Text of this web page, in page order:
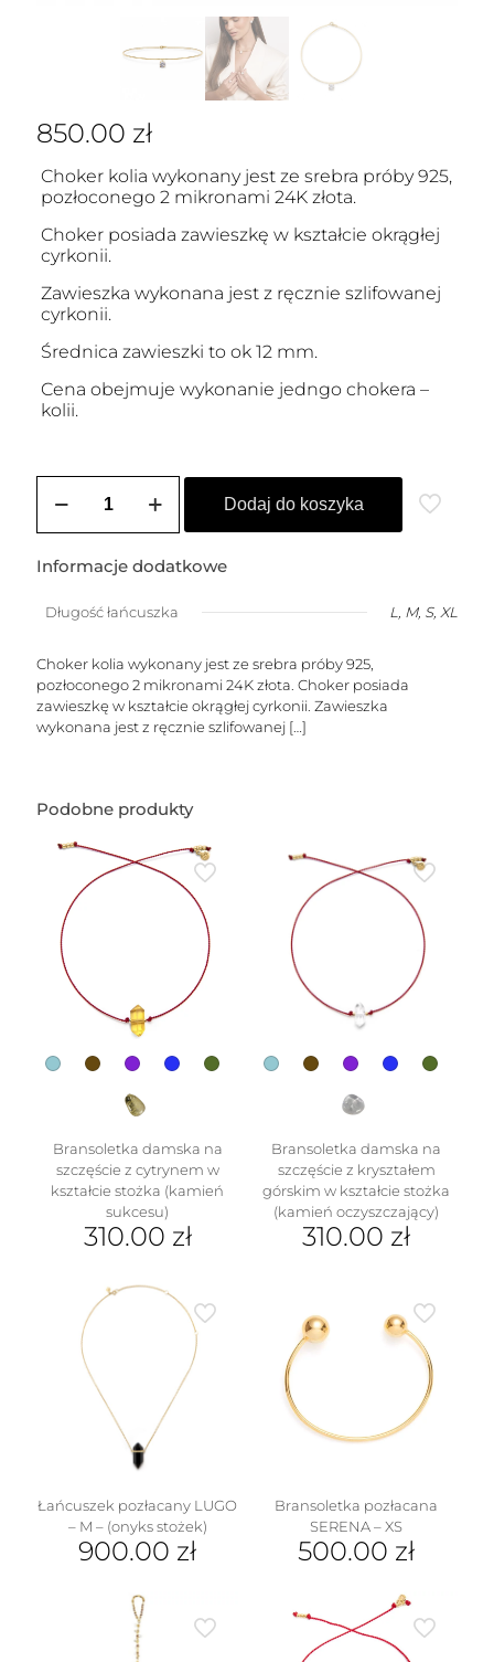
850.00 zł
Choker kolia wykonany jest ze srebra próby 925,
pozłoconego 2 mikronami 24K złota.
Choker posiada zawieszkę w kształcie okrągłej
cyrkonii.
Zawieszka wykonana jest z ręcznie szlifowanej
cyrkonii.
Średnica zawieszki to ok 12 mm.
Cena obejmuje wykonanie jedngo chokera –
kolii.
Choker
pozłacana
BRILLIANT
(12
Dodaj do koszyka
Informacje dodatkowe
Długość łańcuszka L, M, S, XL
Choker kolia wykonany jest ze srebra próby 925,
pozłoconego 2 mikronami 24K złota. Choker posiada
zawieszkę w kształcie okrągłej cyrkonii. Zawieszka
wykonana jest z ręcznie szlifowanej […]
Podobne produkty
Bransoletka damska na
szczęście z cytrynem w
kształcie stożka (kamień
sukcesu)
310.00 zł
produkt
wariantów.
można
wybrać
na
stronie
produktu
Bransoletka damska na
szczęście z kryształem
górskim w kształcie stożka
(kamień oczyszczający)
310.00 zł
wiele
wariantów.
na
Łańcuszek pozłacany LUGO
– M – (onyks stożek)
900.00 zł
produkt
ma
wiele
Bransoletka pozłacana
SERENA – XS
500.00 zł